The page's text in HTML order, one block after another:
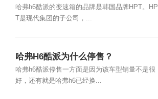
哈弗h6酷派的变速箱的品牌是韩国品牌HPT。HP
T是现代集团的子公司，...
哈弗H6酷派为什么停售？
哈弗h6酷派停售一方面是因为该车型销量不是很
好，还有就是哈弗h6已经换...